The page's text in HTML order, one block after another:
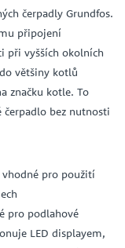
čerpadly Grundfos.
připojení
při vyšších okolních
většiny kotlů
značku kotle. To
bez nutnosti
vhodné pro použití
pro podlahové
LED displayem,